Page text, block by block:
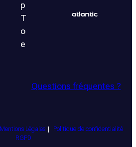
Questions fréquentes ?
Mentions Légales
Politique de confidentialité
RGPD